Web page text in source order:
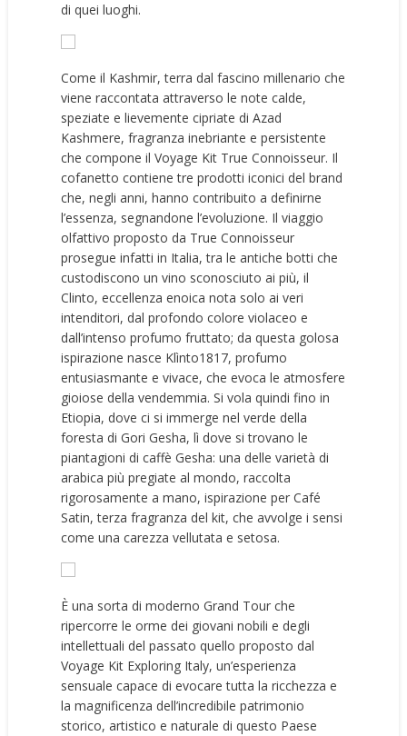
di quei luoghi.
Come il Kashmir, terra dal fascino millenario che
viene raccontata attraverso le note calde,
speziate e lievemente cipriate di Azad
Kashmere, fragranza inebriante e persistente
che compone il Voyage Kit True Connoisseur. Il
cofanetto contiene tre prodotti iconici del brand
che, negli anni, hanno contribuito a definirne
l’essenza, segnandone l’evoluzione. Il viaggio
olfattivo proposto da True Connoisseur
prosegue infatti in Italia, tra le antiche botti che
custodiscono un vino sconosciuto ai più, il
Clinto, eccellenza enoica nota solo ai veri
intenditori, dal profondo colore violaceo e
dall’intenso profumo fruttato; da questa golosa
ispirazione nasce Klìnto1817, profumo
entusiasmante e vivace, che evoca le atmosfere
gioiose della vendemmia. Si vola quindi fino in
Etiopia, dove ci si immerge nel verde della
foresta di Gori Gesha, lì dove si trovano le
piantagioni di caffè Gesha: una delle varietà di
arabica più pregiate al mondo, raccolta
rigorosamente a mano, ispirazione per Café
Satin, terza fragranza del kit, che avvolge i sensi
come una carezza vellutata e setosa.
È una sorta di moderno Grand Tour che
ripercorre le orme dei giovani nobili e degli
intellettuali del passato quello proposto dal
Voyage Kit Exploring Italy, un’esperienza
sensuale capace di evocare tutta la ricchezza e
la magnificenza dell’incredibile patrimonio
storico, artistico e naturale di questo Paese